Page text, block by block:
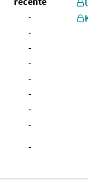
-
-
-
-
-
-
-
-
-